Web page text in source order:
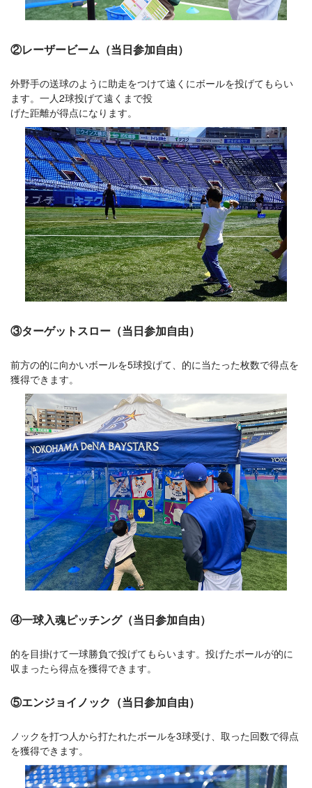
②レーザービーム（当日参加自由）
外野手の送球のように助走をつけて遠くにボールを投げてもらい
ます。一人2球投げて遠くまで投
げた距離が得点になります。
③ターゲットスロー（当日参加自由）
前方の的に向かいボールを5球投げて、的に当たった枚数で得点を
獲得できます。
④一球入魂ピッチング（当日参加自由）
的を目掛けて一球勝負で投げてもらいます。投げたボールが的に
収まったら得点を獲得できます。
⑤エンジョイノック（当日参加自由）
ノックを打つ人から打たれたボールを3球受け、取った回数で得点
を獲得できます。